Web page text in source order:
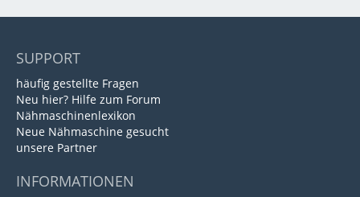
SUPPORT
häufig gestellte Fragen
Neu hier? Hilfe zum Forum
Nähmaschinenlexikon
Neue Nähmaschine gesucht
unsere Partner
INFORMATIONEN